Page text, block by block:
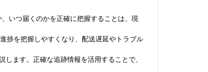
いつ届くのかを正確に把握することは、現
捗を把握しやすくなり、配送遅延やトラブル
ます。正確な追跡情報を活用することで、